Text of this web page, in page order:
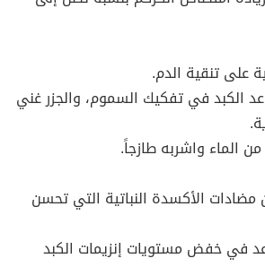
على تنقية الدم.
الكبد في تفكيك السموم، والجزر غني
الماء واشربه طازجاً.
الأكسدة النباتية التي تحسن
في خفض مستويات إنزيمات الكبد